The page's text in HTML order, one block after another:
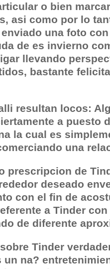
o bien
asi­ como por lo
una foto
de es invierno
llevando
bastante
resultan locos:
a puesto
la cual es
una
prescripcion de
deseado
con el fin de
a Tinder
de diferente
Tinder
un na?